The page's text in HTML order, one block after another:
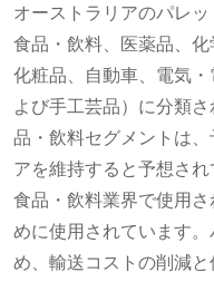
オーストラリアのパレッ
食品・飲料、医薬品、
化粧品、自動車、電気
よび手工芸品）に分類
品・飲料セグメントは
アを維持すると予想さ
食品・飲料業界で使用
めに使用されています
め、輸送コストの削減